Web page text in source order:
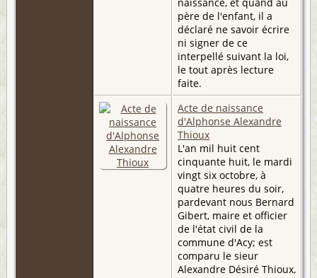
père de l'enfant, il a
déclaré ne savoir écrire
ni signer de ce
interpellé suivant la loi,
le tout après lecture
faite.
Acte de naissance
d'Alphonse Alexandre
Thioux
L'an mil huit cent
cinquante huit, le mardi
vingt six octobre, à
quatre heures du soir,
pardevant nous Bernard
Gibert, maire et officier
de l'état civil de la
commune d'Acy; est
comparu le sieur
Alexandre Désiré Thioux,